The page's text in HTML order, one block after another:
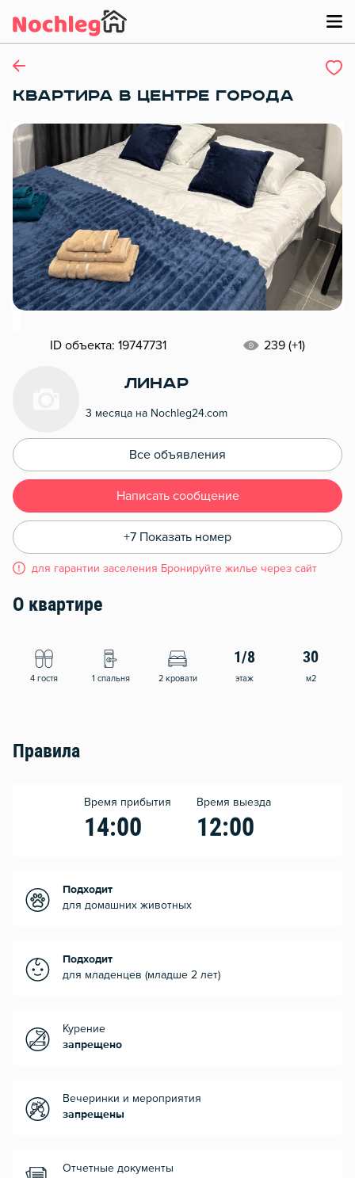
КВАРТИРА В ЦЕНТРЕ ГОРОДА
ID объекта: 19747731 239 (+1)
Линар
3 месяца на Nochleg24.com
Все объявления
Написать сообщение
+7 Показать номер
для гарантии заселения Бронируйте жилье через сайт
О квартире
4 гостя 1 спальня 2 кровати
1/8
этаж
30
м2
Правила
Время прибытия
14:00
Время выезда
12:00
Подходит
для домашних животных
Подходит
для младенцев (младше 2 лет)
Курение
запрещено
Вечеринки и мероприятия
запрещены
Отчетные документы